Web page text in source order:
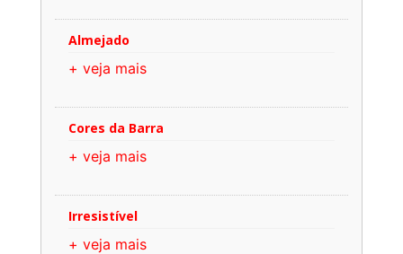
Almejado
+ veja mais
Cores da Barra
+ veja mais
Irresistível
+ veja mais